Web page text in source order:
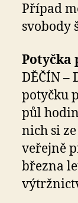
Případ
svobody
Potyčka
DĚČÍN –
potyčku
půl
nich si
veřejně
března